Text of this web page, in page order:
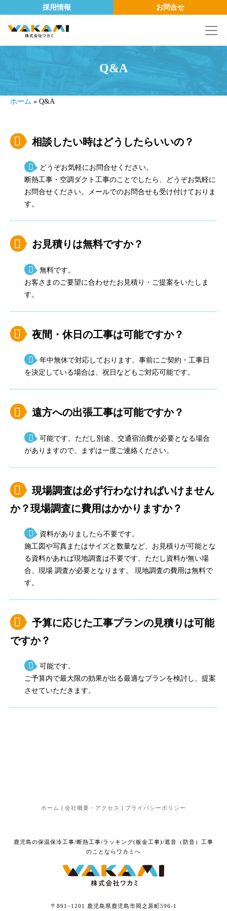
採用情報 お問合せ
Q&A
ホーム » Q&A
相談したい時はどうしたらいいの？
どうぞお気軽にお問合せください。
断熱工事・空調ダクト工事のことでしたら、どうぞお気軽に
お問合せください。メールでのお問合せも受け付けておりま
す。
お見積りは無料ですか？
無料です。
お客さまのご要望に合わせたお見積り・ご提案をいたしま
す。
夜間・休日の工事は可能ですか？
年中無休で対応しております。事前にご契約・工事日
を決定している場合は、祝日などもご対応可能です。
遠方への出張工事は可能ですか？
可能です。ただし別途、交通宿泊費が必要となる場合
がありますので、まずは一度ご連絡ください。
現場調査は必ず行わなければいけません
か？現場調査に費用はかかりますか？
資料がありましたら不要です。
施工図や写真またはサイズと数量など、お見積りが可能とな
る資料があれば現地調査は不要です。ただし資料が無い場
合、現場 調査が必要となります。 現地調査の費用は無料で
す。
予算に応じた工事プランの見積りは可能
ですか？
可能です。
ご予算内で最大限の効果が出る最適なプランを検討し、提案
させていただきます。
ホーム 会社概要・アクセス プライバシーポリシー
鹿児島の保温保冷工事/断熱工事/ラッキング(板金工事)/遮音（防音）工事
のことならワカミへ
〒891−1201 鹿児島県鹿児島市岡之原町596-1